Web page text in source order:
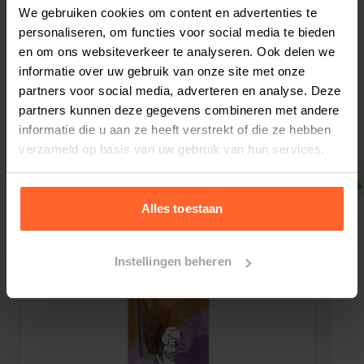
We gebruiken cookies om content en advertenties te
personaliseren, om functies voor social media te bieden
en om ons websiteverkeer te analyseren. Ook delen we
informatie over uw gebruik van onze site met onze
partners voor social media, adverteren en analyse. Deze
partners kunnen deze gegevens combineren met andere
informatie die u aan ze heeft verstrekt of die ze hebben
verzameld op basis van uw gebruik van hun services.
Alles toestaan
Instellingen beheren
hoogwaardige grondstoffen zijn van dierlijke en
plantaardige oorsprong.
Vers eendenvlees (15%)
Gedroogde eend (15%)
Gedroogde aardappelen (14%)
Dierlijk vet (kip)
Erwten (10%)
Gedroogde zoete aardappelen (3%)
Gedroogde cichorei (een natuurlijke bron van
Bestelherinnering instellen
Gerelateerde producten
5% korting